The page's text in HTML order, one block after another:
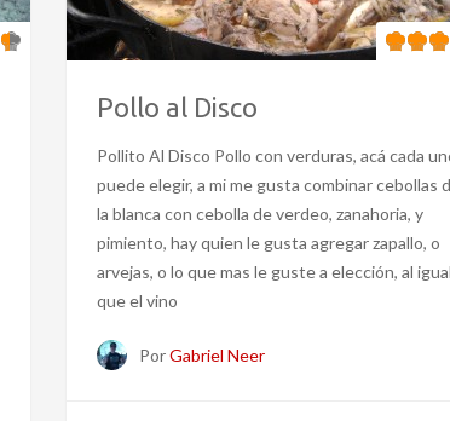
Pollo al Disco
Pollito Al Disco Pollo con verduras, acá cada
puede elegir, a mi me gusta combinar cebollas
la blanca con cebolla de verdeo, zanahoria, y
pimiento, hay quien le gusta agregar zapallo, o
arvejas, o lo que mas le guste a elección, al igual
que el vino
PorGabriel Neer